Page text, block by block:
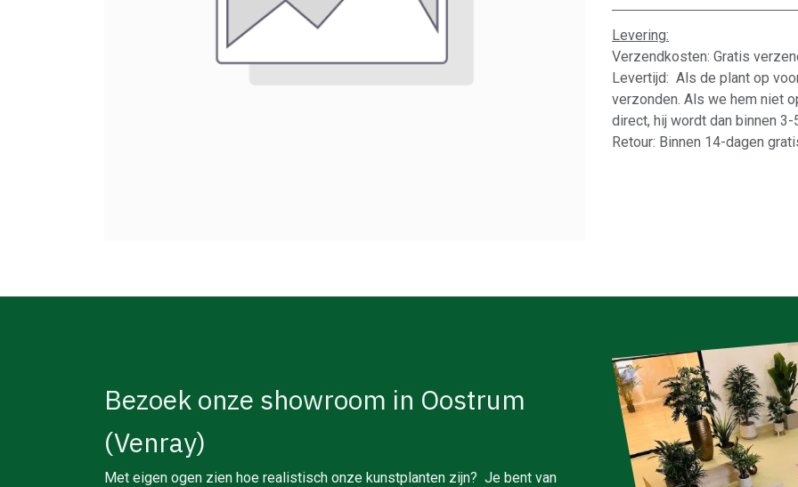
Levering:
Verzendkosten: Gratis
Levertijd: Als de plant op
verzonden. Als we hem niet
direct, hij wordt dan binnen
Retour: Binnen 14-dagen
Bezoek onze showroom in Oostrum
(Venray)
Met eigen ogen zien hoe realistisch onze kunstplanten zijn? Je bent van